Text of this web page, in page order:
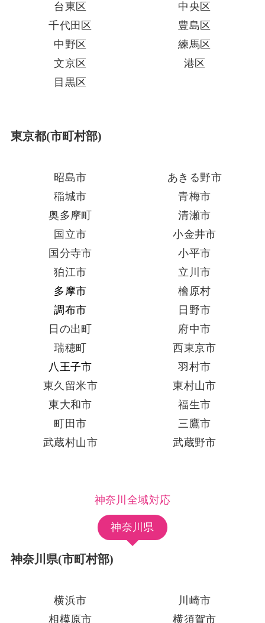
台東区
中央区
千代田区
豊島区
中野区
練馬区
文京区
港区
目黒区
東京都(市町村部)
昭島市
あきる野市
稲城市
青梅市
奥多摩町
清瀬市
国立市
小金井市
国分寺市
小平市
狛江市
立川市
多摩市
檜原村
調布市
日野市
日の出町
府中市
瑞穂町
西東京市
八王子市
羽村市
東久留米市
東村山市
東大和市
福生市
町田市
三鷹市
武蔵村山市
武蔵野市
神奈川全域対応
神奈川県
神奈川県(市町村部)
横浜市
川崎市
相模原市
横須賀市